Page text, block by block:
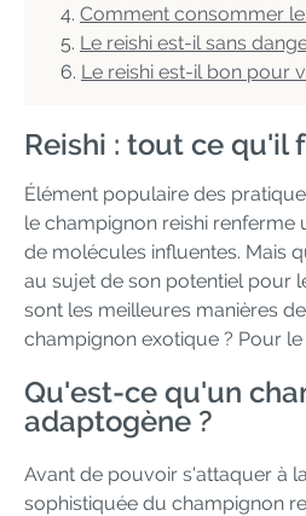
Comment consommer
Le reishi est-il sans
Le reishi est-il bon pour
Reishi : tout ce qu'il
Élément populaire des
le champignon reishi renferme
de molécules influentes. Mais
au sujet de son potentiel pour
sont les meilleures manières
champignon exotique ? Pour
Qu'est-ce qu'un
adaptogène ?
Avant de pouvoir s'attaquer à
sophistiquée du champignon